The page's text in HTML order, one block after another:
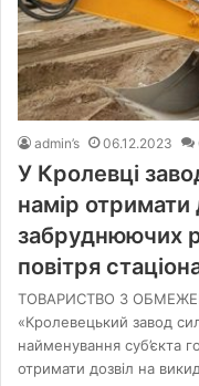
admin’s 06.12.2023
У Кролевці
намір отримати
забруднюючих
повітря
ТОВАРИСТВО З
«Кролевецький завод
найменування суб’єкта
отримати дозвіл на